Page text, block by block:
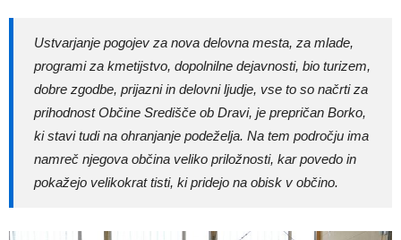
Ustvarjanje pogojev za nova delovna mesta, za mlade,
programi za kmetijstvo, dopolnilne dejavnosti, bio turizem,
dobre zgodbe, prijazni in delovni ljudje, vse to so načrti za
prihodnost Občine Središče ob Dravi, je prepričan Borko,
ki stavi tudi na ohranjanje podeželja. Na tem področju ima
namreč njegova občina veliko priložnosti, kar povedo in
pokažejo velikokrat tisti, ki pridejo na obisk v občino.